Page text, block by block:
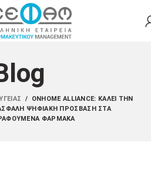
/
ONHOME ALLIANCE: ΚΑΛΕΊ ΤΗΝ
ΨΗΦΙΑΚΉ ΠΡΌΣΒΑΣΗ ΣΤΑ
ΦΆΡΜΑΚΑ